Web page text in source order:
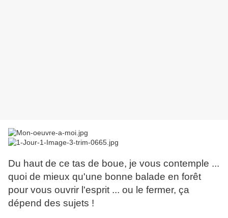
Du haut de ce tas de boue, je vous contemple ...
quoi de mieux qu'une bonne balade en forêt
pour vous ouvrir l'esprit ... ou le fermer, ça
dépend des sujets !